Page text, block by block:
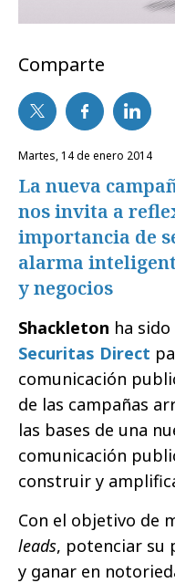
Comparte
martes, 14 de enero 2014
La nueva
nos invita a
importancia de
alarma
y negocios
Shackleton ha
Securitas Direct
comunicación
de las campañas
las bases de una
comunicación
construir y
Con el objetivo de
leads, potenciar su
y ganar en